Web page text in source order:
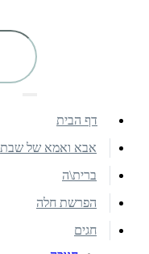
דף הבית
אבא ואמא של שבת
ברית\ה
הפרשת חלה
חגים